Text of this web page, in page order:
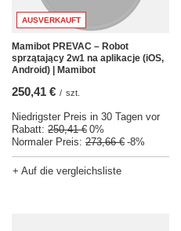
AUSVERKAUFT
Mamibot PREVAC – Robot
sprzątający 2w1 na aplikacje (iOS,
Android) | Mamibot
250,41 € / szt.
Niedrigster Preis in 30 Tagen vor
Rabatt: 250,41 € 0%
Normaler Preis: 273,66 € -8%
+ Auf die vergleichsliste